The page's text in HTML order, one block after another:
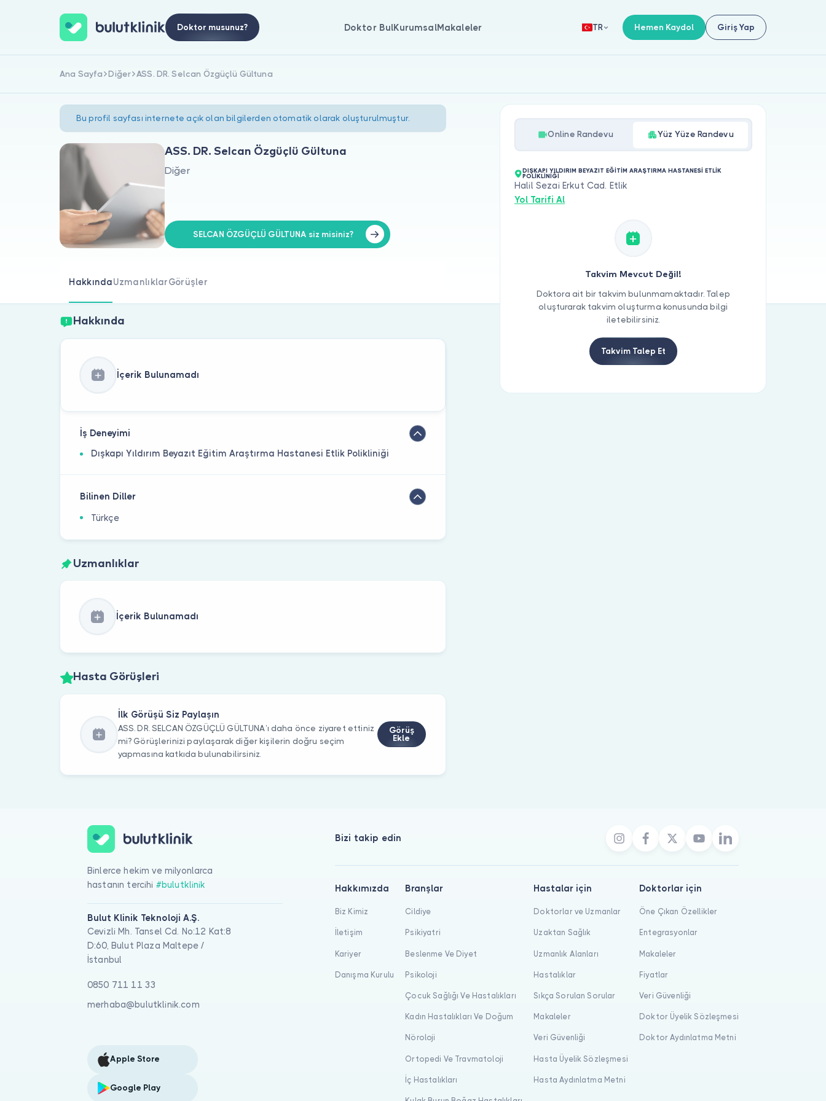
Doktor musunuz? Doktor BulKurumsalMakaleler TR Hemen Kaydol Giriş Yap
Ana Sayfa Diğer ASS. DR. Selcan Özgüçlü Gültuna
Bu profil sayfası internete açık olan bilgilerden otomatik olarak oluşturulmuştur.
ASS. DR. Selcan Özgüçlü Gültuna
Diğer
SELCAN ÖZGÜÇLÜ GÜLTUNA siz misiniz?
HakkındaUzmanlıklarGörüşler
Hakkında
İçerik Bulunamadı
İş Deneyimi
Dışkapı Yıldırım Beyazıt Eğitim Araştırma Hastanesi Etlik Polikliniği
Bilinen Diller
Türkçe
Uzmanlıklar
İçerik Bulunamadı
Hasta Görüşleri
İlk Görüşü Siz Paylaşın
ASS. DR. SELCAN ÖZGÜÇLÜ GÜLTUNA’ı daha önce ziyaret ettiniz
mi? Görüşlerinizi paylaşarak diğer kişilerin doğru seçim
yapmasına katkıda bulunabilirsiniz.
Görüş
Ekle
Online Randevu Yüz Yüze Randevu
DIŞKAPI YILDIRIM BEYAZIT EĞİTİM ARAŞTIRMA HASTANESİ ETLİK
POLİKLİNİĞİ
Halil Sezai Erkut Cad. Etlik
Yol Tarifi Al
Takvim Mevcut Değil!
Doktora ait bir takvim bulunmamaktadır. Talep
oluşturarak takvim oluşturma konusunda bilgi
iletebilirsiniz.
Takvim Talep Et
Binlerce hekim ve milyonlarca
hastanın tercihi #bulutklinik
Bulut Klinik Teknoloji A.Ş.
Cevizli Mh. Tansel Cd. No:12 Kat:8
D:60, Bulut Plaza Maltepe /
İstanbul
0850 711 11 33
merhaba@bulutklinik.com
Apple Store
Google Play
Bizi takip edin
Hakkımızda
Biz Kimiz
İletişim
Kariyer
Danışma Kurulu
Branşlar
Cildiye
Psikiyatri
Beslenme Ve Diyet
Psikoloji
Çocuk Sağlığı Ve Hastalıkları
Kadın Hastalıkları Ve Doğum
Nöroloji
Ortopedi Ve Travmatoloji
İç Hastalıkları
Hastalar için
Doktorlar ve Uzmanlar
Uzaktan Sağlık
Uzmanlık Alanları
Hastalıklar
Sıkça Sorulan Sorular
Makaleler
Veri Güvenliği
Hasta Üyelik Sözleşmesi
Hasta Aydınlatma Metni
Doktorlar için
Öne Çıkan Özellikler
Entegrasyonlar
Makaleler
Fiyatlar
Veri Güvenliği
Doktor Üyelik Sözleşmesi
Doktor Aydınlatma Metni